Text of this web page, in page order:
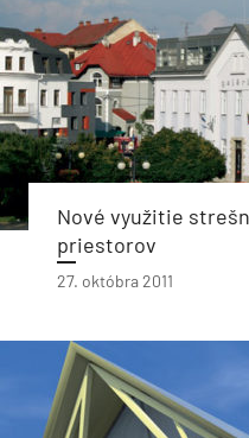
Nové využitie
priestorov
27. októbra 2011